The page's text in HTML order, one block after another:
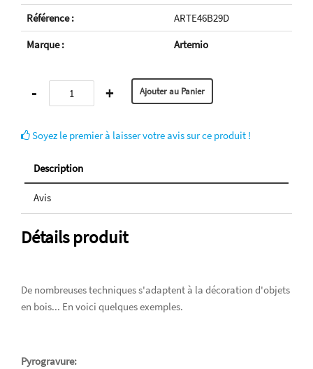
Référence :
ARTE46B29D
Marque :
Artemio
- +
Soyez le premier à laisser votre avis sur ce produit !
Description
Avis
Détails produit
De nombreuses techniques s'adaptent à la décoration d'objets
en bois... En voici quelques exemples.
Pyrogravure: